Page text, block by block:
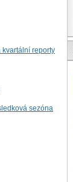
kvartální reporty
sezóna